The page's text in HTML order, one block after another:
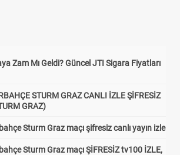
Zam Mı Geldi? Güncel JTI Sigara Fiyatları
STURM GRAZ CANLI İZLE ŞİFRESİZ
GRAZ)
Sturm Graz maçı şifresiz canlı yayın izle
Sturm Graz maçı ŞİFRESİZ tv100 İZLE,